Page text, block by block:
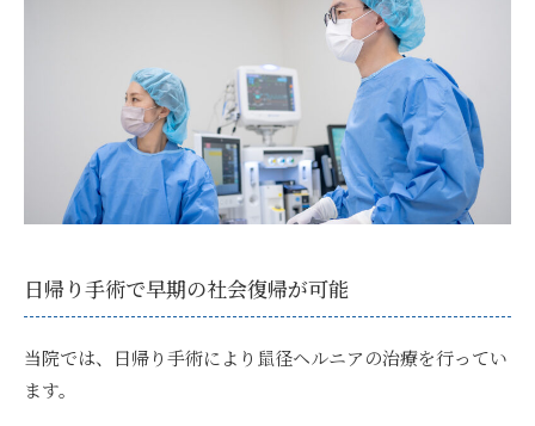
日帰り手術で早期の社会復帰が可能
当院では、 日帰り手術により鼠径ヘルニアの治療を行ってい
ます。